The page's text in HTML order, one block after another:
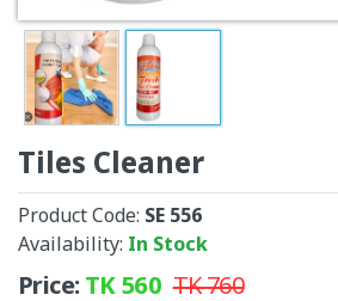
Tiles Cleaner
Product Code: SE 556
Availability: In Stock
Price:TK560 TK760